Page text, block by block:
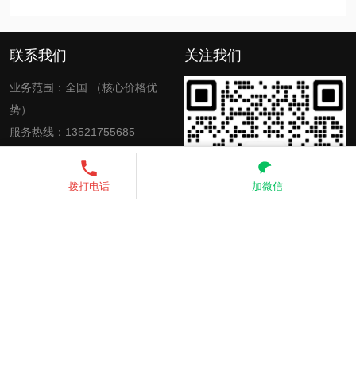
联系我们
业务范围：全国 （核心价格优
势）
服务热线：13521755685
电子邮箱：zkinte@139.com、
3451542150@qq.com
关注我们
拨打电话 加微信
13521755685 发送短信